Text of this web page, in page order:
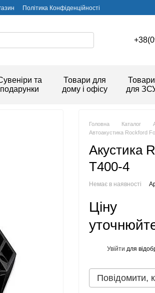
Політика Конфіденційності
та
подарунки
Товари для
дому і офісу
Товари
для
Головна Каталог
Автоакустика Rockford
Акустика
T400-4
Немає в наявності
Ціну
Увійти для
Повідомити,